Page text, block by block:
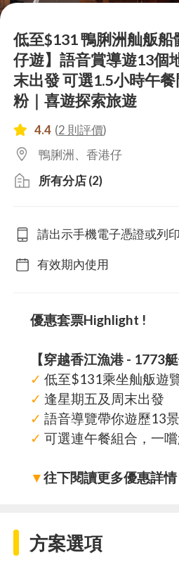
低至$131 鴨脷洲舢舨
仔遊】語音賞導遊13個
末出發 可選1.5小時午
粉｜喜遊探索旅遊
4.4 (2 則評價)
鴨脷洲、香港仔
所有分店 (2)
請出示手機電子憑證或列
有效期內使用
優惠套票Highlight !
【穿越香江漁港 - 1773艇
✓ 低至$131乘坐舢舨遊
✓ 逢星期五及周末出發
✓ 語音導覽帶你遊歷13
✓ 可選連午餐組合，一
▼往下閱讀更多優惠詳情
方案選項